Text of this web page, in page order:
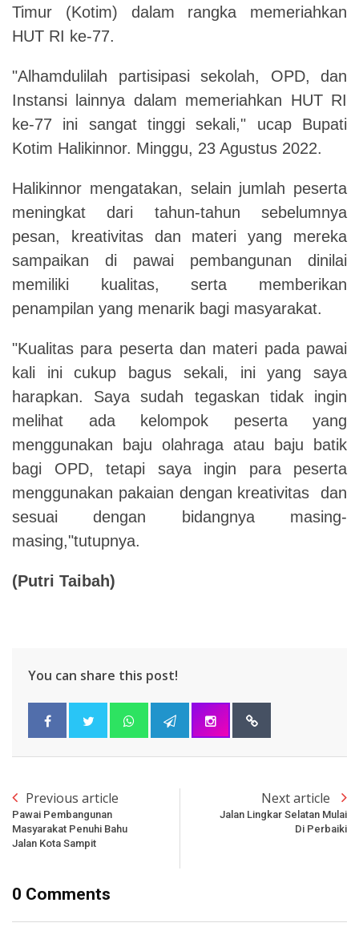
Timur (Kotim) dalam rangka memeriahkan
HUT RI ke-77.
"Alhamdulilah partisipasi sekolah, OPD, dan
Instansi lainnya dalam memeriahkan HUT RI
ke-77 ini sangat tinggi sekali," ucap Bupati
Kotim Halikinnor. Minggu, 23 Agustus 2022.
Halikinnor mengatakan, selain jumlah peserta
meningkat dari tahun-tahun sebelumnya
pesan, kreativitas dan materi yang mereka
sampaikan di pawai pembangunan dinilai
memiliki kualitas, serta memberikan
penampilan yang menarik bagi masyarakat.
"Kualitas para peserta dan materi pada pawai
kali ini cukup bagus sekali, ini yang saya
harapkan. Saya sudah tegaskan tidak ingin
melihat ada kelompok peserta yang
menggunakan baju olahraga atau baju batik
bagi OPD, tetapi saya ingin para peserta
menggunakan pakaian dengan kreativitas dan
sesuai dengan bidangnya masing-
masing,"tutupnya.
(Putri Taibah)
You can share this post!
Previous article
Pawai Pembangunan
Masyarakat Penuhi Bahu
Jalan Kota Sampit
Next article
Jalan Lingkar Selatan Mulai
Di Perbaiki
0 Comments